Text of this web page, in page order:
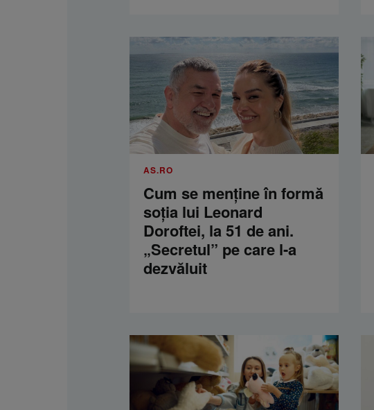
AS.RO
Cum se menţine în formă
soţia lui Leonard
Doroftei, la 51 de ani.
„Secretul” pe care l-a
dezvăluit